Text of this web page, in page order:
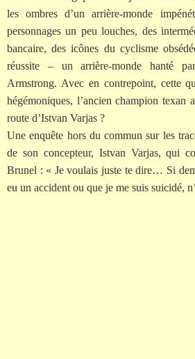
les ombres d’un arrière-monde
personnages un peu louches, des
bancaire, des icônes du cyclisme
réussite – un arrière-monde hanté
Armstrong. Avec en contrepoint, cette
hégémoniques, l’ancien champion texan
route d’Istvan Varjas ?
Une enquête hors du commun sur les
de son concepteur, Istvan Varjas, qui
Brunel : « Je voulais juste te dire… Si
eu un accident ou que je me suis suicidé,